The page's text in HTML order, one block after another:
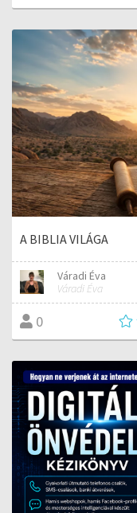
A BIBLIA VILÁGA
Váradi Éva
Váradi Éva
0